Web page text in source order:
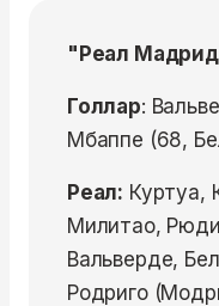
"Реал
Голлар:
Мбаппе (68,
Реал: Куртуа,
Милитао,
Вальверде,
Родриго